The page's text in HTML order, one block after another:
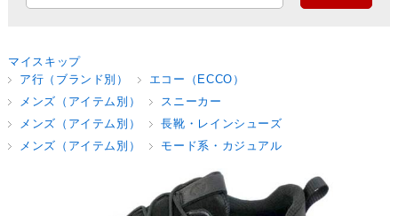
マイスキップ
ア行（ブランド別）
エコー（ECCO）
メンズ（アイテム別）
スニーカー
メンズ（アイテム別）
長靴・レインシューズ
メンズ（アイテム別）
モード系・カジュアル